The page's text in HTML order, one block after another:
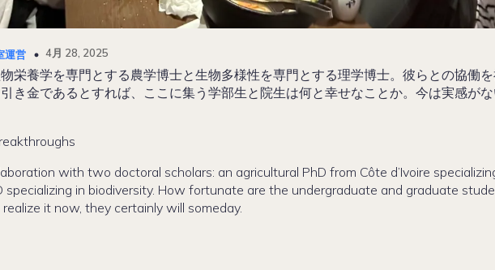
運営 4月 28, 2025
栄養学を専門とする農学博士と生物多様性を専門とする理学博士。彼らとの協働
き金であるとすれば、ここに集う学部生と院生は何と幸せなことか。今は実感が
with two doctoral scholars: an agricultural PhD from Côte d’Ivoire
specializing in biodiversity. How fortunate are the undergraduate and graduate
it now, they certainly will someday.